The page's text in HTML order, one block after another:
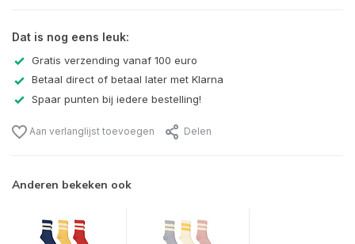
Dat is nog eens leuk:
Gratis verzending vanaf 100 euro
Betaal direct of betaal later met Klarna
Spaar punten bij iedere bestelling!
Aan verlanglijst toevoegen Delen
Anderen bekeken ook